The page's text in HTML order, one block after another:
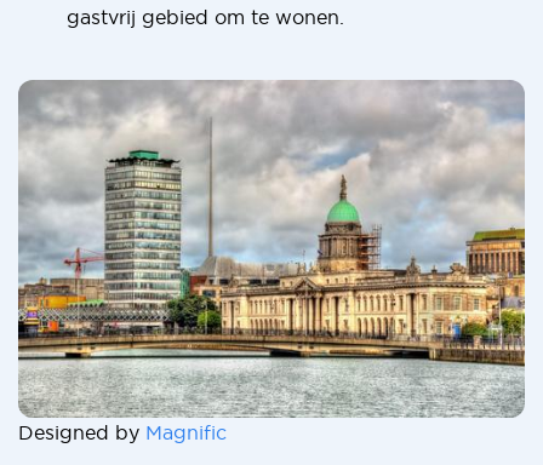
gastvrij gebied om te wonen.
Designed by Magnific